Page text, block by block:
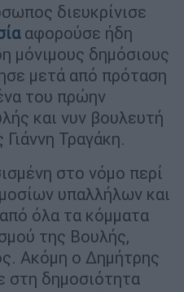
διευκρίνισε
αφορούσε ήδη
μόνιμους δημόσιους
μετά από πρόταση
του πρώην
και νυν βουλευτή
Τραγάκη.
στο νόμο περί
υπαλλήλων και
όλα τα κόμματα
της Βουλής,
Ακόμη ο Δημήτρης
στη δημοσιότητα